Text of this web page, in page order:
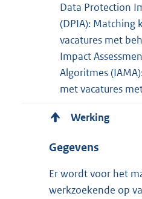
Data Protection
(DPIA): Matching
vacatures met
Impact
Algoritmes
met vacatures
Werking
Gegevens
Er wordt voor het
werkzoekende op